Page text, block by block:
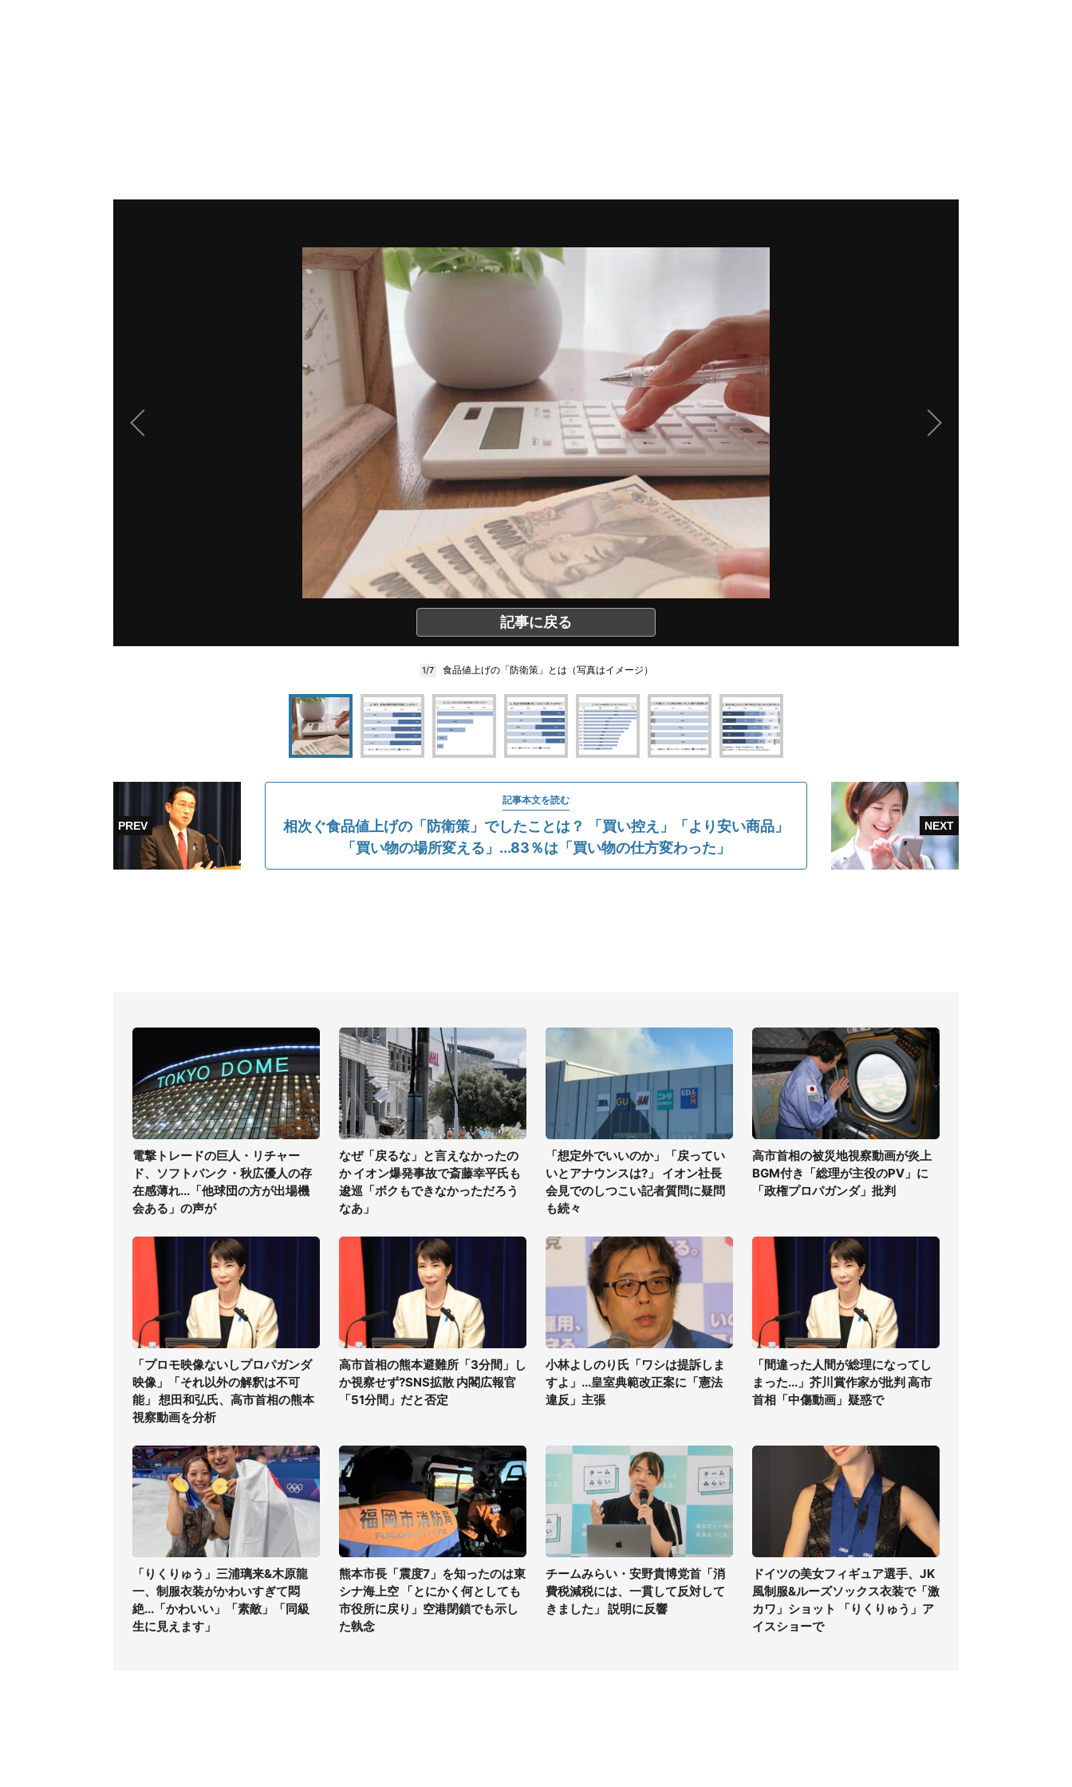
記事に戻る
1/7 食品値上げの「防衛策」とは（写真はイメージ）
記事本文を読む
相次ぐ食品値上げの「防衛策」でしたことは？ 「買い控え」「より安い商品」
「買い物の場所変える」...83％は「買い物の仕方変わった」
電撃トレードの巨人・リチャー
ド、ソフトバンク・秋広優人の存
在感薄れ...「他球団の方が出場機
会ある」の声が
なぜ「戻るな」と言えなかったの
か イオン爆発事故で斎藤幸平氏も
逡巡「ボクもできなかっただろう
なあ」
「想定外でいいのか」「戻ってい
いとアナウンスは?」 イオン社長
会見でのしつこい記者質問に疑問
も続々
高市首相の被災地視察動画が炎上
BGM付き「総理が主役のPV」に
「政権プロパガンダ」批判
「プロモ映像ないしプロパガンダ
映像」「それ以外の解釈は不可
能」 想田和弘氏、高市首相の熊本
視察動画を分析
高市首相の熊本避難所「3分間」し
か視察せず?SNS拡散 内閣広報官
「51分間」だと否定
小林よしのり氏「ワシは提訴しま
すよ」...皇室典範改正案に「憲法
違反」主張
「間違った人間が総理になってし
まった...」芥川賞作家が批判 高市
首相「中傷動画」疑惑で
「りくりゅう」三浦璃来&木原龍
一、制服衣装がかわいすぎて悶
絶...「かわいい」「素敵」「同級
生に見えます」
熊本市長「震度7」を知ったのは東
シナ海上空 「とにかく何としても
市役所に戻り」空港閉鎖でも示し
た執念
チームみらい・安野貴博党首「消
費税減税には、一貫して反対して
きました」 説明に反響
ドイツの美女フィギュア選手、JK
風制服&ルーズソックス衣装で「激
カワ」ショット 「りくりゅう」ア
イスショーで